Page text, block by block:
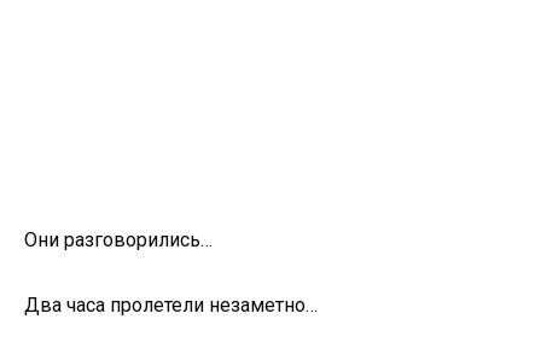
Они разговорились…
Два часа пролетели незаметно…